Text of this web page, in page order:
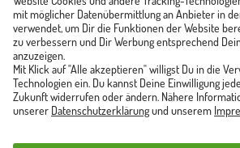
Instagram
TikTokPinterestYouTubeFacebook
Unser Shop ist von